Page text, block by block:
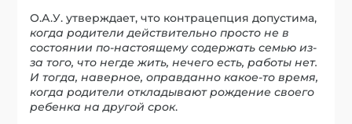
О.А.У. утверждает, что контрацепция допустима,
когда родители действительно просто не в
состоянии по-настоящему содержать семью из-
за того, что негде жить, нечего есть, работы нет.
И тогда, наверное, оправданно какое-то время,
когда родители откладывают рождение своего
ребенка на другой срок.